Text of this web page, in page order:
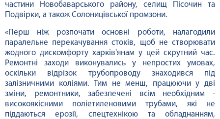
частини Новобаварського району, селищ Пісочин та
Подвірки, а також Солоницівської промзони.
«Перш ніж розпочати основні роботи, налагодили
паралельне перекачування стоків, щоб не створювати
жодного дискомфорту харків'янам у цей скрутний час.
Ремонтні заходи виконувались у непростих умовах,
оскільки відрізок трубопроводу знаходився під
залізничними коліями. Тим не менш, працюючи у дві
зміни, ремонтники, забезпечені всім необхідним -
високоякісними поліетиленовими трубами, які не
піддаються ерозії, спецтехнікою та обладнанням,